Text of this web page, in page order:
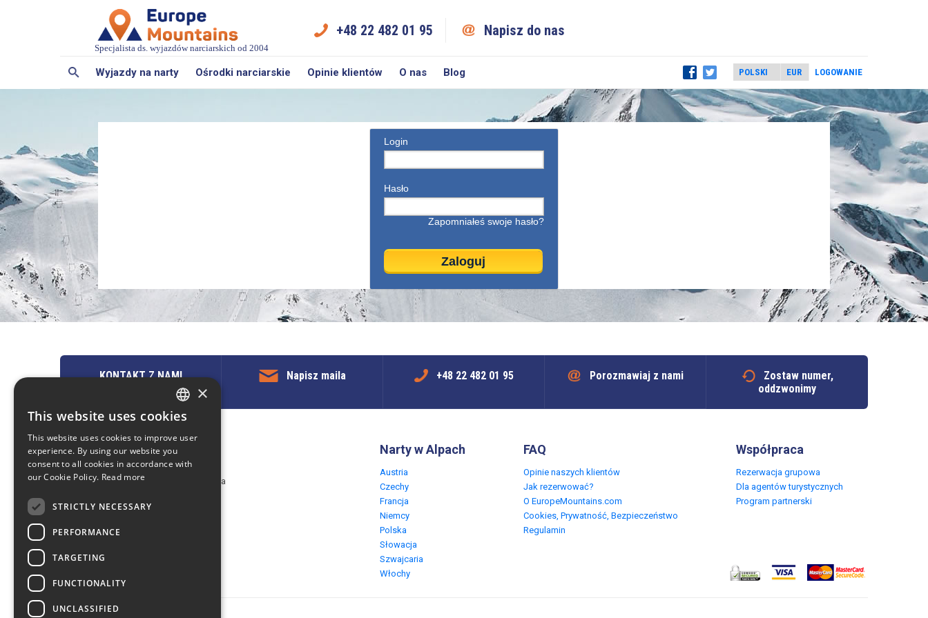
Specjalista ds. wyjazdów narciarskich od 2004
+48 22 482 01 95 Napisz do nas
Wyjazdy na narty Ośrodki narciarskie Opinie klientów O nas Blog LOGOWANIE
Login
Hasło
Zapomniałeś swoje hasło?
KONTAKT Z NAMI Napisz maila +48 22 482 01 95 Porozmawiaj z nami
Zostaw numer,
oddzwonimy
Kontakt z nami
EuropeMountains.com - eTravel S.A.
Aleje Jerozolimskie 96, 00-807 Warszawa
tel. +48 22 482 01 95
Narty w Alpach
Austria
Czechy
Francja
Niemcy
Polska
Słowacja
Szwajcaria
Włochy
FAQ
Opinie naszych klientów
Jak rezerwować?
O EuropeMountains.com
Cookies, Prywatność, Bezpieczeństwo
Regulamin
Współpraca
Rezerwacja grupowa
Dla agentów turystycznych
Program partnerski
ENGLISH
POLISH
×
This website uses cookies
This website uses cookies to improve user
experience. By using our website you
consent to all cookies in accordance with
our Cookie Policy. Read more
STRICTLY NECESSARY
PERFORMANCE
TARGETING
FUNCTIONALITY
UNCLASSIFIED